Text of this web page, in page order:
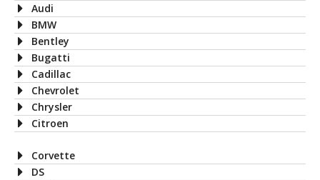
Audi
BMW
Bentley
Bugatti
Cadillac
Chevrolet
Chrysler
Citroen
Corvette
DS